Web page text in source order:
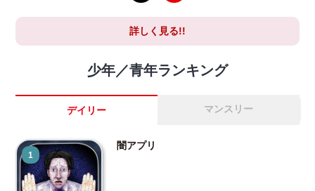
詳しく見る!!
少年／青年ランキング
デイリー マンスリー
1
闇アプリ